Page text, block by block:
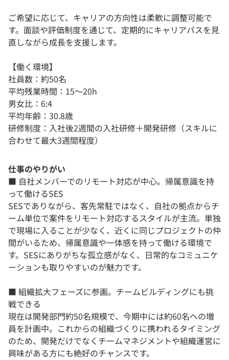
ご希望に応じて、キャリアの方向性は柔軟に調整可能で
す。面談や評価制度を通じて、定期的にキャリアパスを見
直しながら成長を支援します。
【働く環境】
社員数：約50名
平均残業時間：15〜20h
男女比：6:4
平均年齢：30.8歳
研修制度：入社後2週間の入社研修＋開発研修（スキルに
合わせて最大3週間程度）
仕事のやりがい
■ 自社メンバーでのリモート対応が中心。帰属意識を持
って働けるSES
SESでありながら、客先常駐ではなく、自社の拠点からチ
ーム単位で案件をリモート対応するスタイルが主流。単独
で現場に入ることが少なく、近くに同じプロジェクトの仲
間がいるため、帰属意識や一体感を持って働ける環境で
す。SESにありがちな孤立感がなく、日常的なコミュニケ
ーションも取りやすいのが魅力です。
■ 組織拡大フェーズに参画。チームビルディングにも挑
戦できる
現在は開発部門約50名規模で、今期中には約60名への増
員を計画中。これからの組織づくりに携われるタイミング
のため、開発だけでなくチームマネジメントや組織運営に
興味がある方にも絶好のチャンスです。